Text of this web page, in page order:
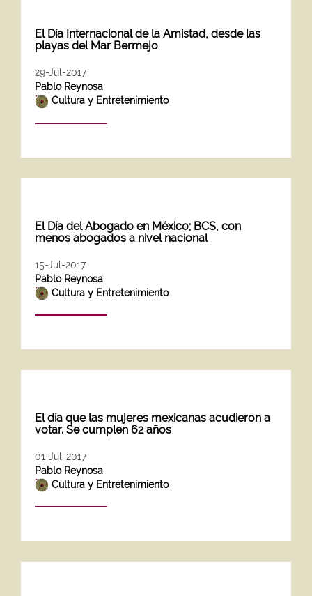
El Día Internacional de la Amistad, desde las
playas del Mar Bermejo
29-Jul-2017
Pablo Reynosa
Cultura y Entretenimiento
El Día del Abogado en México; BCS, con
menos abogados a nivel nacional
15-Jul-2017
Pablo Reynosa
Cultura y Entretenimiento
El día que las mujeres mexicanas acudieron a
votar. Se cumplen 62 años
01-Jul-2017
Pablo Reynosa
Cultura y Entretenimiento